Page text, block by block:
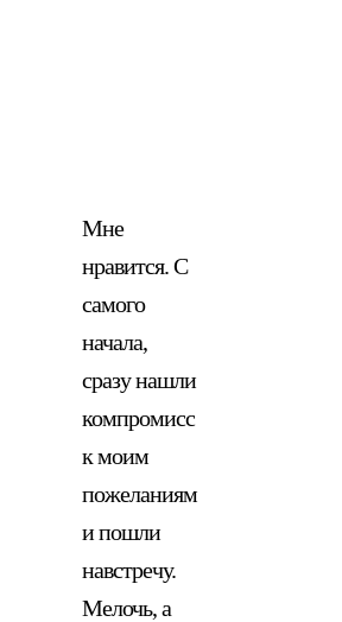
Мне
нравится. С
самого
начала,
сразу нашли
компромисс
к моим
пожеланиям
и пошли
навстречу.
Мелочь, а